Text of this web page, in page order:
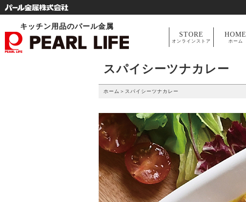
キッチン用品のパール金属
STORE
オンラインストア
HOME
ホーム
スパイシーツナカレー
ホーム ＞ スパイシーツナカレー